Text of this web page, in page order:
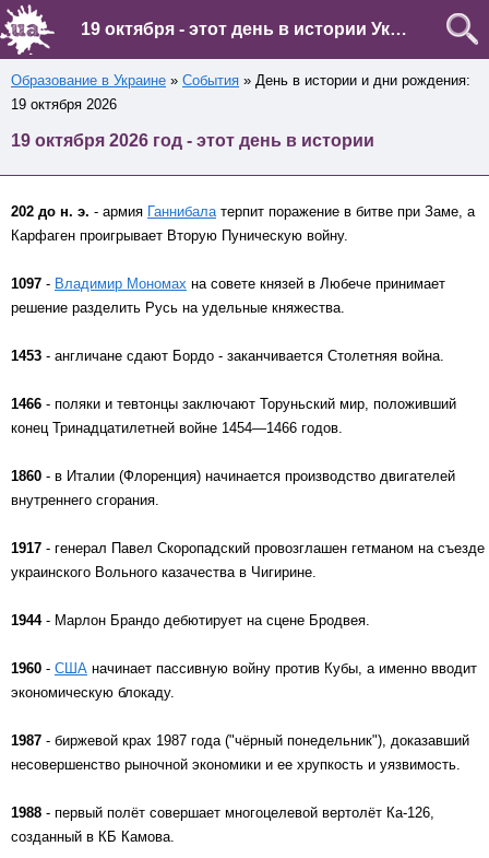
19 октября - этот день в истории Украины и мира
Образование в Украине » События » День в истории и дни рождения:
19 октября 2026
19 октября 2026 год - этот день в истории
202 до н. э. - армия Ганнибалатерпит поражение в битве при Заме, а
Карфаген проигрывает Вторую Пуническую войну.
1097 - Владимир Мономах на совете князей в Любече принимает
решение разделить Русь на удельные княжества.
1453 - англичане сдают Бордо - заканчивается Столетняя война.
1466 - поляки и тевтонцы заключают Торуньский мир, положивший
конец Тринадцатилетней войне 1454—1466 годов.
1860 - в Италии (Флоренция) начинается производство двигателей
внутреннего сгорания.
1917 - генерал Павел Скоропадский провозглашен гетманом на съезде
украинского Вольного казачества в Чигирине.
1944- Марлон Брандо дебютирует на сцене Бродвея.
1960 - США начинает пассивную войну против Кубы, а именно вводит
экономическую блокаду.
1987 - биржевой крах 1987 года ("чёрный понедельник"), доказавший
несовершенство рыночной экономики и ее хрупкость и уязвимость.
1988 - первый полёт совершает многоцелевой вертолёт Ка-126,
созданный в КБ Камова.